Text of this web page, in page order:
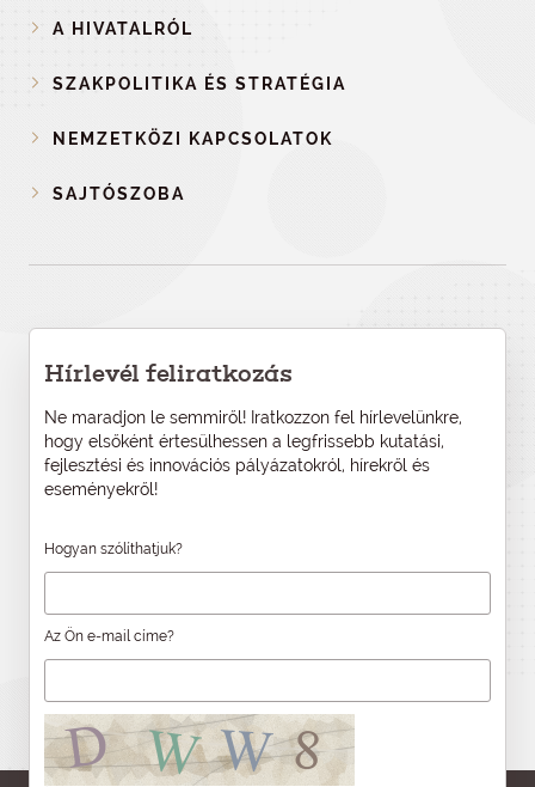
A HIVATALRÓL
SZAKPOLITIKA ÉS STRATÉGIA
NEMZETKÖZI KAPCSOLATOK
SAJTÓSZOBA
Hírlevél feliratkozás
Ne maradjon le semmiről! Iratkozzon fel hírlevelünkre,
hogy elsőként értesülhessen a legfrissebb kutatási,
fejlesztési és innovációs pályázatokról, hírekről és
eseményekről!
Hogyan szólíthatjuk?
Az Ön e-mail címe?